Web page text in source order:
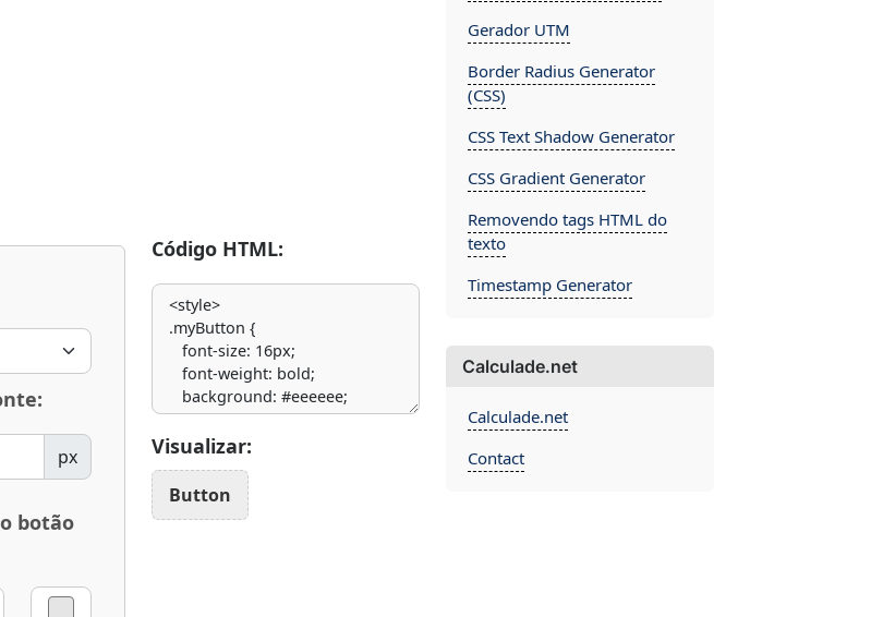
px
botão
Código HTML:
Visualizar:
Button
Gerador UTM
Border Radius Generator
(CSS)
CSS Text Shadow Generator
CSS Gradient Generator
Removendo tags HTML do
texto
Timestamp Generator
Calculade.net
Calculade.net
Contact